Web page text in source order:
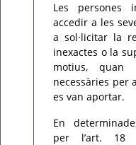
Les persones
accedir a les
a sol·licitar la
inexactes o la
motius,
necessàries per
es van aportar.
En
per l’art. 18